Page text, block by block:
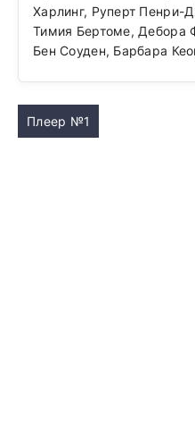
Харлинг, Руперт
Тимия Бертоме, Дебора
Бен Соуден, Барбара
Плеер №1